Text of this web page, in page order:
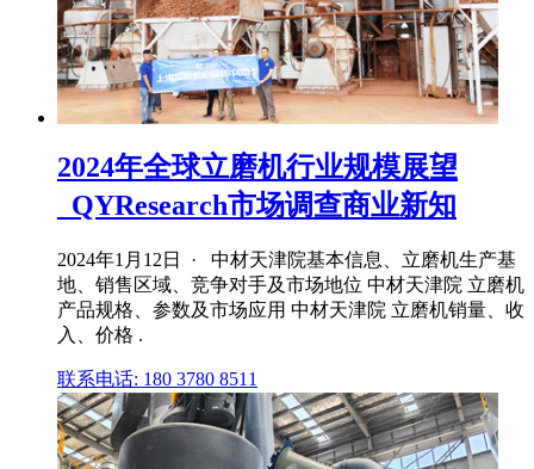
2024年全球立磨机行业规模展望
_QYResearch市场调查商业新知
2024年1月12日 · 中材天津院基本信息、立磨机生产基
地、销售区域、竞争对手及市场地位 中材天津院 立磨机
产品规格、参数及市场应用 中材天津院 立磨机销量、收
入、价格 .
联系电话: 180 3780 8511